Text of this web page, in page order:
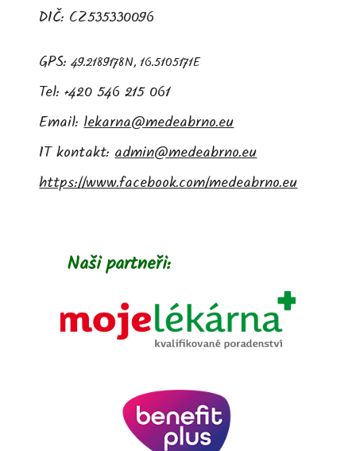
DIČ: CZ535330096
GPS:49.2189178N, 16.5105171E
Tel: +420 546 215 061
Email:lekarna@medeabrno.eu
IT kontakt:admin@medeabrno.eu
https://www.facebook.com/medeabrno.eu
Naši partneři: